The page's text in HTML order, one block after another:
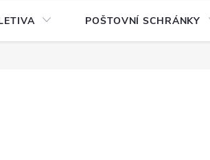
POŠTOVNÍ SCHRÁNKY